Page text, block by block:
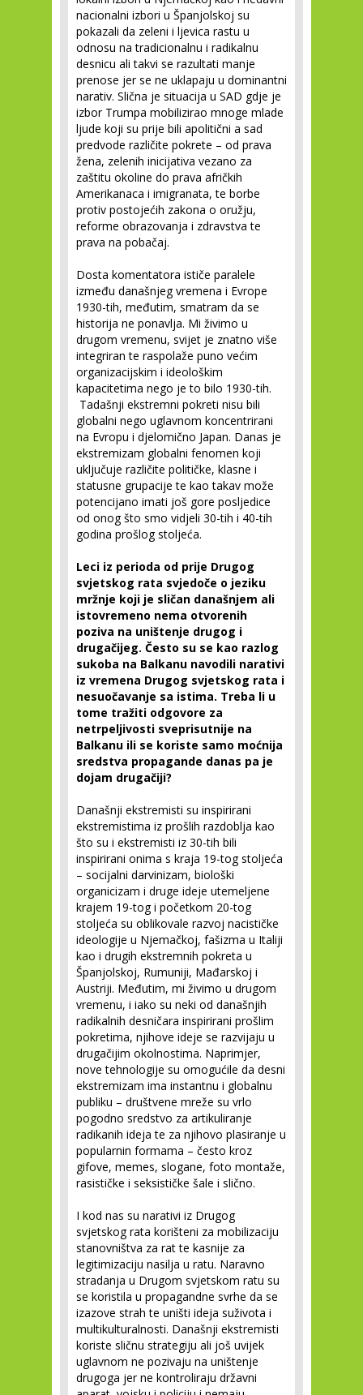
nacionalni izbori u Španjolskoj su
pokazali da zeleni i ljevica rastu u
odnosu na tradicionalnu i radikalnu
desnicu ali takvi se razultati manje
prenose jer se ne uklapaju u dominantni
narativ. Slična je situacija u SAD gdje je
izbor Trumpa mobilizirao mnoge mlade
ljude koji su prije bili apolitični a sad
predvode različite pokrete – od prava
žena, zelenih inicijativa vezano za
zaštitu okoline do prava afričkih
Amerikanaca i imigranata, te borbe
protiv postojećih zakona o oružju,
reforme obrazovanja i zdravstva te
prava na pobačaj.
Dosta komentatora ističe paralele
između današnjeg vremena i Evrope
1930-tih, međutim, smatram da se
historija ne ponavlja. Mi živimo u
drugom vremenu, svijet je znatno više
integriran te raspolaže puno većim
organizacijskim i ideološkim
kapacitetima nego je to bilo 1930-tih.
Tadašnji ekstremni pokreti nisu bili
globalni nego uglavnom koncentrirani
na Evropu i djelomično Japan. Danas je
ekstremizam globalni fenomen koji
uključuje različite političke, klasne i
statusne grupacije te kao takav može
potencijano imati još gore posljedice
od onog što smo vidjeli 30-tih i 40-tih
godina prošlog stoljeća.
Leci iz perioda od prije Drugog
svjetskog rata svjedoče o jeziku
mržnje koji je sličan današnjem ali
istovremeno nema otvorenih
poziva na uništenje drugog i
drugačijeg. Često su se kao razlog
sukoba na Balkanu navodili narativi
iz vremena Drugog svjetskog rata i
nesuočavanje sa istima. Treba li u
tome tražiti odgovore za
netrpeljivosti sveprisutnije na
Balkanu ili se koriste samo moćnija
sredstva propagande danas pa je
dojam drugačiji?
Današnji ekstremisti su inspirirani
ekstremistima iz prošlih razdoblja kao
što su i ekstremisti iz 30-tih bili
inspirirani onima s kraja 19-tog stoljeća
– socijalni darvinizam, biološki
organicizam i druge ideje utemeljene
krajem 19-tog i početkom 20-tog
stoljeća su oblikovale razvoj nacističke
ideologije u Njemačkoj, fašizma u Italiji
kao i drugih ekstremnih pokreta u
Španjolskoj, Rumuniji, Mađarskoj i
Austriji. Međutim, mi živimo u drugom
vremenu, i iako su neki od današnjih
radikalnih desničara inspirirani prošlim
pokretima, njihove ideje se razvijaju u
drugačijim okolnostima. Naprimjer,
nove tehnologije su omogućile da desni
ekstremizam ima instantnu i globalnu
publiku – društvene mreže su vrlo
pogodno sredstvo za artikuliranje
radikanih ideja te za njihovo plasiranje u
popularnin formama – često kroz
gifove, memes, slogane, foto montaže,
rasističke i seksističke šale i slično.
I kod nas su narativi iz Drugog
svjetskog rata korišteni za mobilizaciju
stanovništva za rat te kasnije za
legitimizaciju nasilja u ratu. Naravno
stradanja u Drugom svjetskom ratu su
se koristila u propagandne svrhe da se
izazove strah te uništi ideja suživota i
multikulturalnosti. Današnji ekstremisti
koriste sličnu strategiju ali još uvijek
uglavnom ne pozivaju na uništenje
drugoga jer ne kontroliraju državni